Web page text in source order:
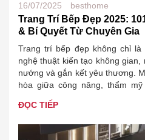
16/07/2025 besthome
Trang Trí Bếp Đẹp 2025:
& Bí Quyết Từ Chuyên Gia
Trang trí bếp đẹp không chỉ
nghệ thuật kiến tạo không
nướng và gắn kết yêu thương.
hòa giữa công năng, thẩm
ĐỌC TIẾP